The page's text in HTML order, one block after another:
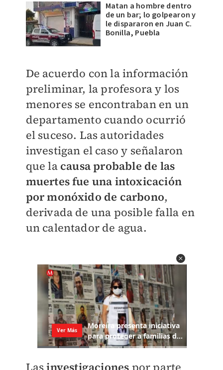
Matan a hombre dentro
de un bar; lo golpearon y
le dispararon en Juan C.
Bonilla, Puebla
De acuerdo con la información
preliminar, la profesora y los
menores se encontraban en un
departamento cuando ocurrió
el suceso. Las autoridades
investigan el caso y señalaron
que la causa probable de las
muertes fue una intoxicación
por monóxido de carbono,
derivada de una posible falla en
un calentador de agua.